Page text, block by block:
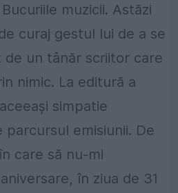
muzicii. Astăzi
curaj gestul lui de a se
un tânăr scriitor care
nimic. La editură a
simpatie
parcursul emisiunii. De
care să nu-mi
în ziua de 31